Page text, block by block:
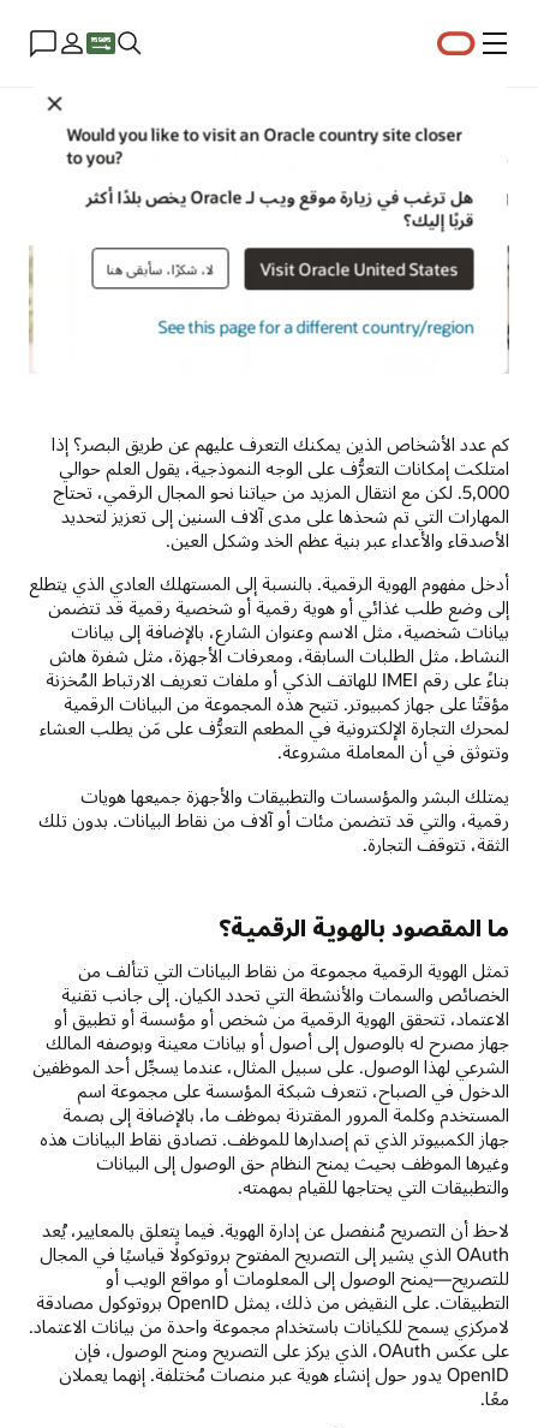
القائمة
Would you like to visit an Oracle country site closer
to you?
هل ترغب في زيارة موقع ويب لـ Oracle يخص بلدًا أكثر
قربًا إليك؟
Visit Oracle United States لا، شكرًا، سأبقى هنا
See this page for a different country/region
ما المقصود بالهوية الرقمية؟
لورنا غاري | خبير استراتيجي للمحتوى | 19 سبتمبر 2024
كم عدد الأشخاص الذين يمكنك التعرف عليهم عن طريق البصر؟ إذا
امتلكت إمكانات التعرُّف على الوجه النموذجية، يقول العلم حوالي
5,000. لكن مع انتقال المزيد من حياتنا نحو المجال الرقمي، تحتاج
المهارات التي تم شحذها على مدى آلاف السنين إلى تعزيز لتحديد
الأصدقاء والأعداء عبر بنية عظم الخد وشكل العين.
أدخل مفهوم الهوية الرقمية. بالنسبة إلى المستهلك العادي الذي يتطلع
إلى وضع طلب غذائي أو هوية رقمية أو شخصية رقمية قد تتضمن
بيانات شخصية، مثل الاسم وعنوان الشارع، بالإضافة إلى بيانات
النشاط، مثل الطلبات السابقة، ومعرفات الأجهزة، مثل شفرة هاش
بناءً على رقم IMEI للهاتف الذكي أو ملفات تعريف الارتباط المُخزنة
مؤقتًا على جهاز كمبيوتر. تتيح هذه المجموعة من البيانات الرقمية
لمحرك التجارة الإلكترونية في المطعم التعرُّف على مَن يطلب العشاء
وتتوثق في أن المعاملة مشروعة.
يمتلك البشر والمؤسسات والتطبيقات والأجهزة جميعها هويات
رقمية، والتي قد تتضمن مئات أو آلاف من نقاط البيانات. بدون تلك
الثقة، تتوقف التجارة.
ما المقصود بالهوية الرقمية؟
تمثل الهوية الرقمية مجموعة من نقاط البيانات التي تتألف من
الخصائص والسمات والأنشطة التي تحدد الكيان. إلى جانب تقنية
الاعتماد، تتحقق الهوية الرقمية من شخص أو مؤسسة أو تطبيق أو
جهاز مصرح له بالوصول إلى أصول أو بيانات معينة وبوصفه المالك
الشرعي لهذا الوصول. على سبيل المثال، عندما يسجِّل أحد الموظفين
الدخول في الصباح، تتعرف شبكة المؤسسة على مجموعة اسم
المستخدم وكلمة المرور المقترنة بموظف ما، بالإضافة إلى بصمة
جهاز الكمبيوتر الذي تم إصدارها للموظف. تصادق نقاط البيانات هذه
وغيرها الموظف بحيث يمنح النظام حق الوصول إلى البيانات
والتطبيقات التي يحتاجها للقيام بمهمته.
لاحظ أن التصريح مُنفصل عن إدارة الهوية. فيما يتعلق بالمعايير، يُعد
OAuth الذي يشير إلى التصريح المفتوح بروتوكولًا قياسيًا في المجال
للتصريح—يمنح الوصول إلى المعلومات أو مواقع الويب أو
التطبيقات. على النقيض من ذلك، يمثل OpenID بروتوكول مصادقة
لامركزي يسمح للكيانات باستخدام مجموعة واحدة من بيانات الاعتماد.
على عكس OAuth، الذي يركز على التصريح ومنح الوصول، فإن
OpenID يدور حول إنشاء هوية عبر منصات مُختلفة. إنهما يعملان
معًا.